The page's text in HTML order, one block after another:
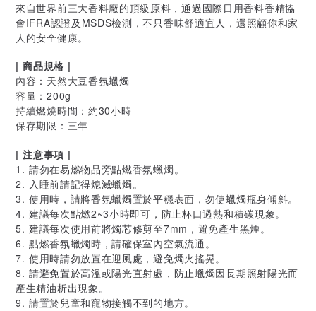
來自世界前三大香料廠的頂級原料，通過國際日用香料香精協
會IFRA認證及MSDS檢測，不只香味舒適宜人，還照顧你和家
人的安全健康。
| 商品規格 |
內容：天然大豆香氛蠟燭
容量：200g
持續燃燒時間：約30小時
保存期限：三年
| 注意事項 |
1. 請勿在易燃物品旁點燃香氛蠟燭。
2. 入睡前請記得熄滅蠟燭。
3. 使用時，請將香氛蠟燭置於平穩表面，勿使蠟燭瓶身傾斜。
4. 建議每次點燃2~3小時即可，防止杯口過熱和積碳現象。
5. 建議每次使用前將燭芯修剪至7mm，避免產生黑煙。
6. 點燃香氛蠟燭時，請確保室內空氣流通。
7. 使用時請勿放置在迎風處，避免燭火搖晃。
8. 請避免置於高溫或陽光直射處，防止蠟燭因長期照射陽光而
產生精油析出現象。
9. 請置於兒童和寵物接觸不到的地方。